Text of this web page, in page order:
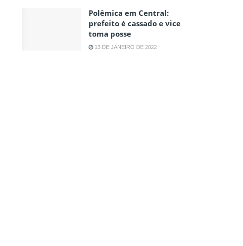
Polêmica em Central:
prefeito é cassado e vice
toma posse
13 DE JANEIRO DE 2022